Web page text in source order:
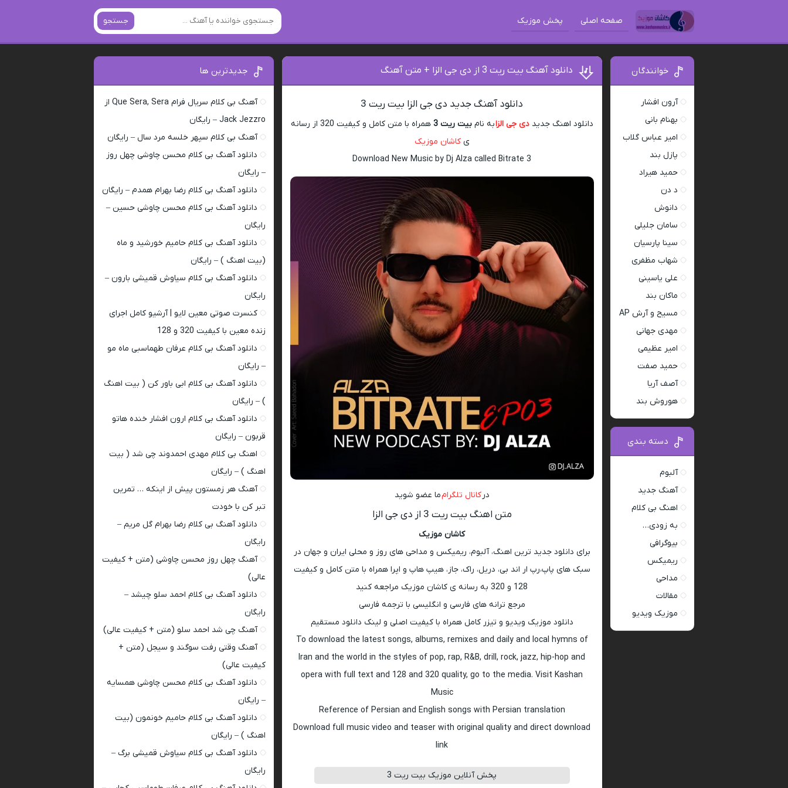
صفحه اصلی پخش موزیک جستجو
دانلود آهنگ بیت ریت 3 از دی جی الزا + متن آهنگ
دانلود آهنگ جدید دی جی الزا بیت ریت 3
دانلود اهنگ جدیددی جی الزابه نامبیت ریت 3
همراه با متن کامل و کیفیت 320 از رسانه
یکاشان موزیک
Download New Music by Dj Alza called Bitrate 3
درکانال تلگرامما عضو شوید
متن اهنگ بیت ریت 3 از دی جی الزا
کاشان موزیک
برای دانلود جدید ترین اهنگ، آلبوم، ریمیکس و مداحی های روز و محلی ایران و جهان در
سبک های پاپ،رپ ار اند بی، دریل، راک، جاز، هیپ هاپ و اپرا همراه با متن کامل و کیفیت
128 و 320 به رسانه ی کاشان موزیک مراجعه کنید
مرجع ترانه های فارسی و انگلیسی با ترجمه فارسی
دانلود موزیک ویدیو و تیزر کامل همراه با کیفیت اصلی و لینک دانلود مستقیم
To download the latest songs, albums, remixes and daily and local hymns of
Iran and the world in the styles of pop, rap, R&B, drill, rock, jazz, hip-hop and
opera with full text and 128 and 320 quality, go to the media. Visit Kashan
Music
Reference of Persian and English songs with Persian translation
Download full music video and teaser with original quality and direct download
link
پخش آنلاین موزیک بیت ریت 3
خوانندگان
آرون افشار
بهنام بانی
امیر عباس گلاب
پازل بند
حمید هیراد
د دن
دانوش
سامان جلیلی
سینا پارسیان
شهاب مظفری
علی یاسینی
ماکان بند
مسیح و آرش AP
مهدی جهانی
امیر عظیمی
حمید صفت
آصف آریا
هوروش بند
دسته بندی
آلبوم
آهنگ جدید
اهنگ بی کلام
به زودی…
بیوگرافی
ریمیکس
مداحی
مقالات
موزیک ویدیو
جدیدترین ها
آهنگ بی کلام سریال فرام Que Sera, Sera از
Jack Jezzro – رایگان
آهنگ بی کلام سپهر خلسه مرد سال – رایگان
دانلود آهنگ بی کلام محسن چاوشی چهل روز
– رایگان
دانلود آهنگ بی کلام رضا بهرام همدم – رایگان
دانلود آهنگ بی کلام محسن چاوشی حسین –
رایگان
دانلود آهنگ بی کلام حامیم خورشید و ماه
(بیت اهنگ ) – رایگان
دانلود آهنگ بی کلام سیاوش قمیشی بارون –
رایگان
کنسرت صوتی معین لایو | آرشیو کامل اجرای
زنده معین با کیفیت 320 و 128
دانلود آهنگ بی کلام عرفان طهماسبی ماه مو
– رایگان
دانلود آهنگ بی کلام ابی باور کن ( بیت اهنگ
) – رایگان
دانلود آهنگ بی کلام ارون افشار خنده هاتو
قربون – رایگان
اهنگ بی کلام مهدی احمدوند چی شد ( بیت
اهنگ ) – رایگان
آهنگ هر زمستون پیش از اینکه … تمرین
تبر کن با خودت
دانلود آهنگ بی کلام رضا بهرام گل مریم –
رایگان
آهنگ چهل روز محسن چاوشی (متن + کیفیت
عالی)
دانلود آهنگ بی کلام احمد سلو چیشد –
رایگان
آهنگ چی شد احمد سلو (متن + کیفیت عالی)
آهنگ وقتی رفت سوگند و سیجل (متن +
کیفیت عالی)
دانلود آهنگ بی کلام محسن چاوشی همسایه
– رایگان
دانلود آهنگ بی کلام حامیم خونمون (بیت
اهنگ ) – رایگان
دانلود آهنگ بی کلام سیاوش قمیشی برگ –
رایگان